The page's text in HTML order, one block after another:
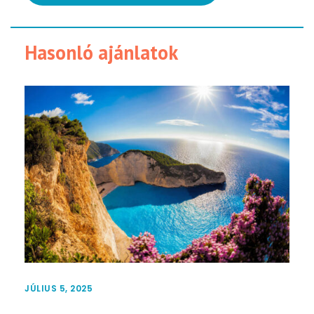
Hasonló ajánlatok
JÚLIUS 5, 2025